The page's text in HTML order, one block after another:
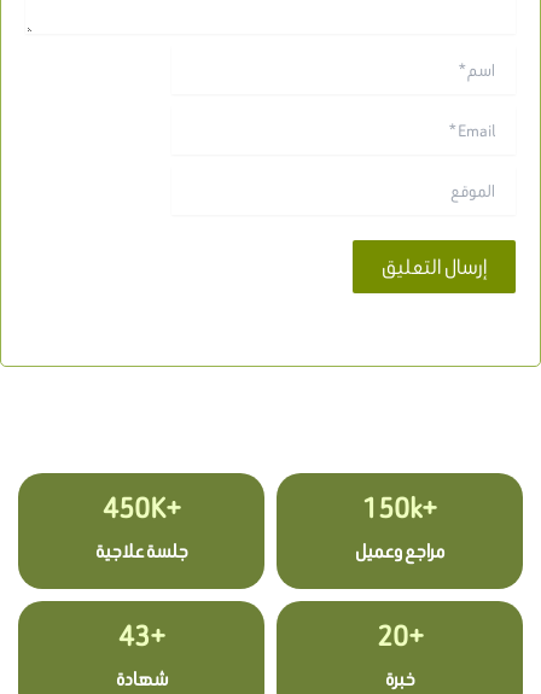
+150k
مراجع وعميل
+450K
جلسة علاجية
+20
خبرة
+43
شهادة